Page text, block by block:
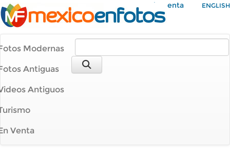
Mi Cuenta ENGLISH
Modernas
Antiguas
Antiguos
Venta